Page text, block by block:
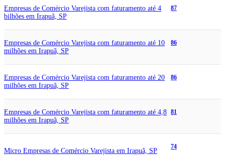
Empresas de Comércio Varejista com faturamento até 4
bilhões em Irapuã, SP
87
Empresas de Comércio Varejista com faturamento até 10
milhões em Irapuã, SP
86
Empresas de Comércio Varejista com faturamento até 20
milhões em Irapuã, SP
86
Empresas de Comércio Varejista com faturamento até 4,8
milhões em Irapuã, SP
81
Micro Empresas de Comércio Varejista em Irapuã, SP
74